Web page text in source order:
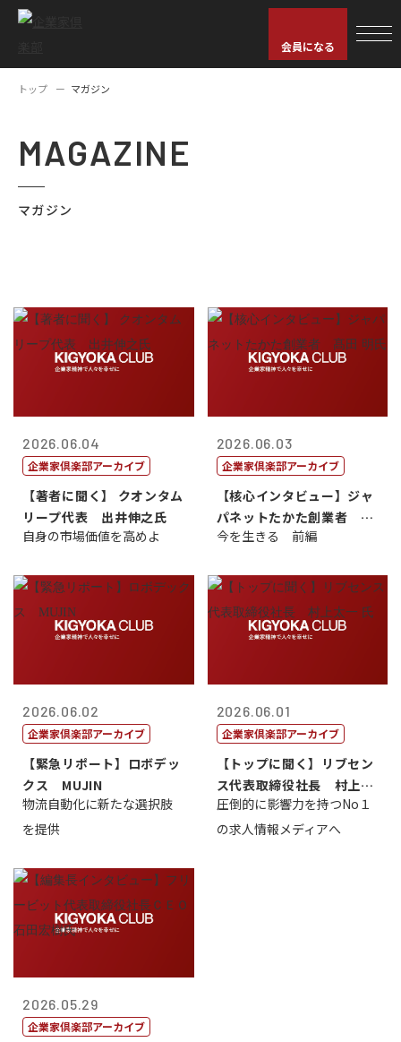
会員になる
トップ マガジン
MAGAZINE
マガジン
2026.06.04
企業家倶楽部アーカイブ
【著者に聞く】 クオンタム
リープ代表 出井伸之氏
自身の市場価値を高めよ
2026.06.03
企業家倶楽部アーカイブ
【核心インタビュー】ジャ
パネットたかた創業者 髙
田 明氏
今を生きる 前編
2026.06.02
企業家倶楽部アーカイブ
【緊急リポート】ロボデッ
クス MUJIN
物流自動化に新たな選択肢
を提供
2026.06.01
企業家倶楽部アーカイブ
【トップに聞く】リブセン
ス代表取締役社長 村上太
一 氏
圧倒的に影響力を持つNo１
の求人情報メディアへ
2026.05.29
企業家倶楽部アーカイブ